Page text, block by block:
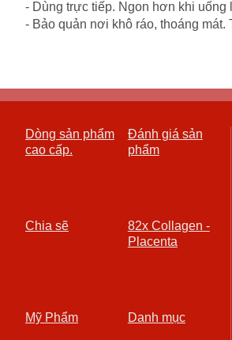
- Dùng trực tiếp. Ngon hơn khi uống
- Bảo quản nơi khô ráo, thoáng mát.
Dòng sản phẩm
cao cấp.
Đánh giá sản
phẩm
Chia sẽ
82x Collagen -
Placenta
Mỹ Phẩm Danh mục